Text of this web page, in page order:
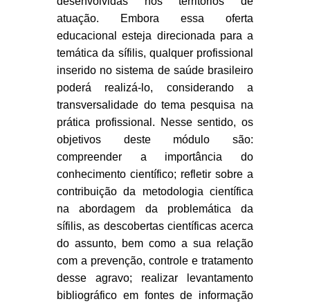
atuação. Embora essa oferta
educacional esteja direcionada para a
temática da sífilis, qualquer profissional
inserido no sistema de saúde brasileiro
poderá realizá-lo, considerando a
transversalidade do tema pesquisa na
prática profissional. Nesse sentido, os
objetivos deste módulo são:
compreender a importância do
conhecimento científico; refletir sobre a
contribuição da metodologia científica
na abordagem da problemática da
sífilis, as descobertas científicas acerca
do assunto, bem como a sua relação
com a prevenção, controle e tratamento
desse agravo; realizar levantamento
bibliográfico em fontes de informação